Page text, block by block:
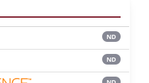
ND
ND